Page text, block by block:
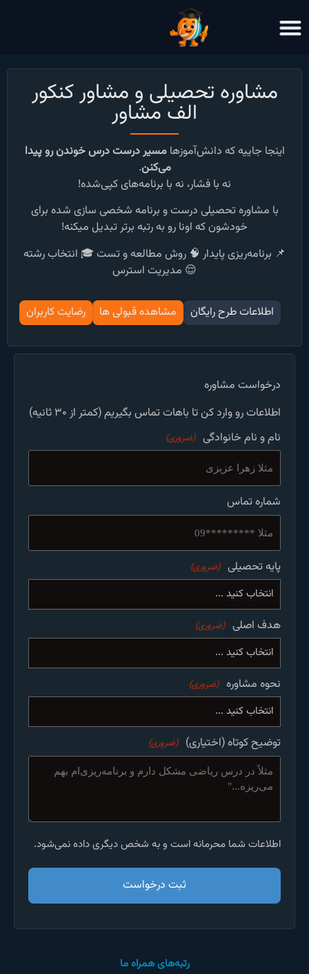
مشاوره تحصیلی و مشاور کنکور
الف مشاور
اینجا جاییه که دانش‌آموزهامسیر درست درس خوندن رو پیدا
می‌کنن.
نه با فشار، نه با برنامه‌های کپی‌شده!
با مشاوره تحصیلی درست و برنامه شخصی سازی شده برای
خودشون که اونا رو به رتبه برتر تبدیل میکنه!
📌 برنامه‌ریزی پایدار 🧠 روش مطالعه و تست 🎓 انتخاب رشته
😌 مدیریت استرس
اطلاعات طرح رایگان مشاهده قبولی ها رضایت کاربران
درخواست مشاوره
اطلاعات رو وارد کن تا باهات تماس بگیریم (کمتر از ۳۰ ثانیه)
نام و نام خانوادگی (ضروری)
شماره تماس
پایه تحصیلی (ضروری)
هدف اصلی (ضروری)
نحوه مشاوره (ضروری)
توضیح کوتاه (اختیاری) (ضروری)
اطلاعات شما محرمانه است و به شخص دیگری داده نمی‌شود.
رتبه‌های همراه ما